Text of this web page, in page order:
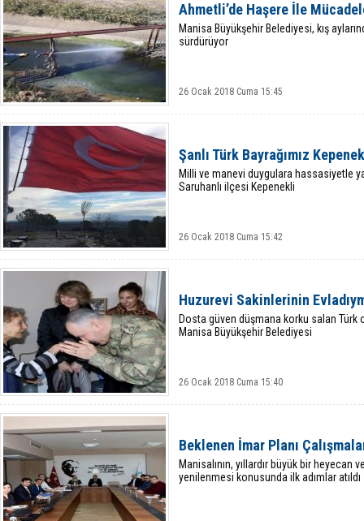
Aliağa-
Ahmetli’de Haşere İle
Manisa Büyükşehir Belediyesi, kış
sürdürüyor
26 Ocak 2018 Cuma 15:45
Şanlı Türk Bayrağımız
Milli ve manevi duygulara hassasiyetle
Saruhanlı ilçesi Kepenekli
26 Ocak 2018 Cuma 15:42
Huzurevi Sakinlerinin
Dosta güven düşmana korku salan
Manisa Büyükşehir Belediyesi
26 Ocak 2018 Cuma 15:40
Beklenen İmar Planı
Manisalının, yıllardır büyük bir heyecan
yenilenmesi konusunda ilk adımlar atıldı